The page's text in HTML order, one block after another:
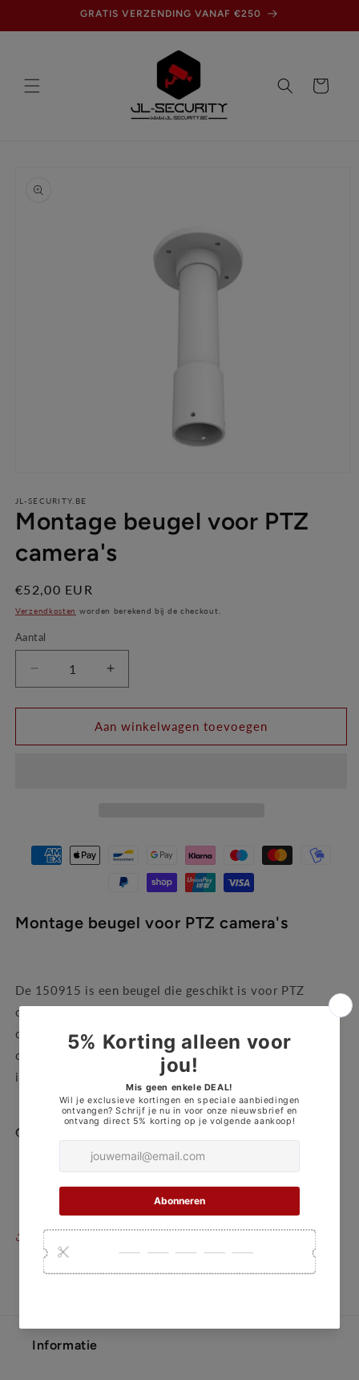
content
GRATIS VERZENDING VANAF €250
Winkelwagen
openen
in
modaal
JL-SECURITY.BE
Montage beugel voor PTZ
camera's
Normale
prijs
€52,00 EUR
Verzendkosten worden berekend bij de checkout.
Aantal
Aantal
voor
beugel
Aantal
voor
Montage
beugel
Aan winkelwagen toevoegen
Montage beugel voor PTZ camera's
De 150915 is een beugel die geschikt is voor PTZ
camera's van het merk Milesight. Met het gebruik van
deze beugel wordt het mogelijk gemaakt om een PTZ
camera aan een plafond of verticale structuur te
installeren. Afmetingen: 116.5 x 225 mm
Compatibel met volgende camera's
150505
150501
Share
Informatie